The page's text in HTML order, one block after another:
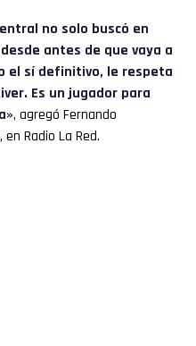
no solo buscó en
antes de que vaya a
el sí definitivo, le respeta
Es un jugador para
, agregó Fernando
Radio La Red.